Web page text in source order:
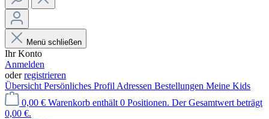
Menü schließen
Ihr Konto
Anmelden
oderregistrieren
Übersicht Persönliches Profil Adressen Bestellungen Meine Kids
0,00 € Warenkorb enthält 0 Positionen. Der Gesamtwert beträgt
0,00 €.